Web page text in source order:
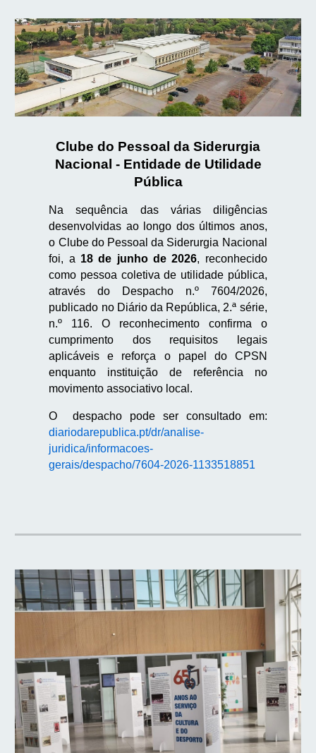
Clube do Pessoal da Siderurgia
Nacional - Entidade de Utilidade
Pública
Na sequência das várias diligências
desenvolvidas ao longo dos últimos anos,
o Clube do Pessoal da Siderurgia Nacional
foi, a 18 de junho de 2026, reconhecido
como pessoa coletiva de utilidade pública,
através do Despacho n.º 7604/2026,
publicado no Diário da República, 2.ª série,
n.º 116. O reconhecimento confirma o
cumprimento dos requisitos legais
aplicáveis e reforça o papel do CPSN
enquanto instituição de referência no
movimento associativo local.
O despacho pode ser consultado em:
diariodarepublica.pt/dr/analise-
juridica/informacoes-
gerais/despacho/7604-2026-1133518851